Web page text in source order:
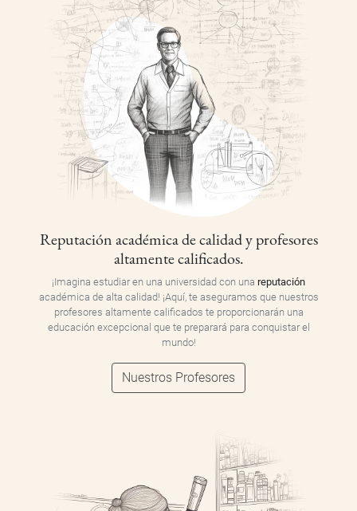
Reputación académica de calidad y profesores
altamente calificados.
¡Imagina estudiar en una universidad con una reputación
académica de alta calidad! ¡Aquí, te aseguramos que nuestros
profesores altamente calificados te proporcionarán una
educación excepcional que te preparará para conquistar el
mundo!
Nuestros Profesores